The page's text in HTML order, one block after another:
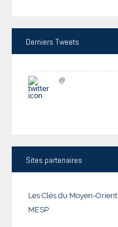
Derniers Tweets
@
Sites partenaires
Les Clés du Moyen-Orient
MESP